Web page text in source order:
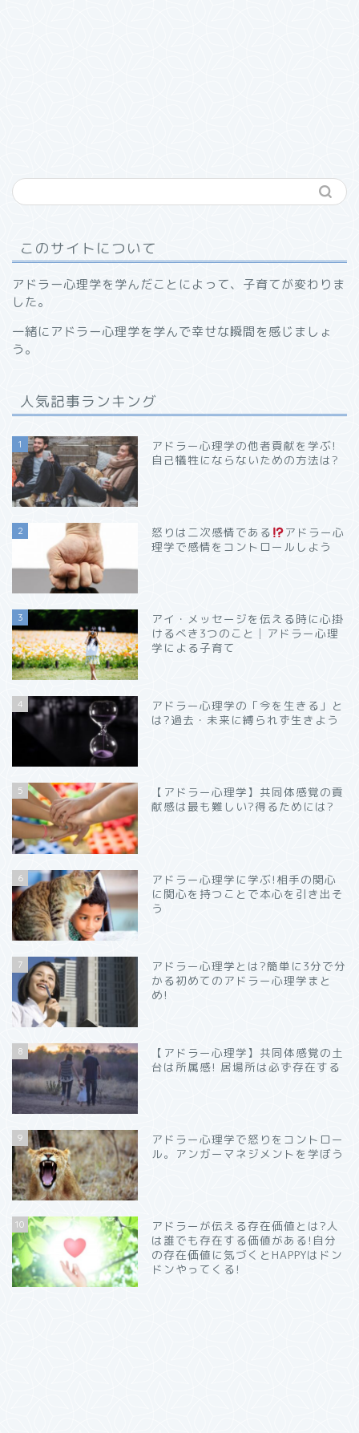
このサイトについて
アドラー心理学を学んだことによって、子育てが変わりま
した。
一緒にアドラー心理学を学んで幸せな瞬間を感じましょ
う。
人気記事ランキング
1
アドラー心理学の他者貢献を学ぶ!
自己犠牲にならないための方法は?
2 怒りは二次感情である
アドラー心
理学で感情をコントロールしよう
3
アイ・メッセージを伝える時に心掛
けるべき3つのこと│アドラー心理
学による子育て
4
アドラー心理学の「今を生きる」と
は?過去・未来に縛られず生きよう
5
【アドラー心理学】共同体感覚の貢
献感は最も難しい?得るためには?
6
アドラー心理学に学ぶ!相手の関心
に関心を持つことで本心を引き出そ
う
7
アドラー心理学とは?簡単に3分で分
かる初めてのアドラー心理学まと
め!
8
【アドラー心理学】共同体感覚の土
台は所属感! 居場所は必ず存在する
9
アドラー心理学で怒りをコントロー
ル。アンガーマネジメントを学ぼう
10
アドラーが伝える存在価値とは?人
は誰でも存在する価値がある!自分
の存在価値に気づくとHAPPYはドン
ドンやってくる!